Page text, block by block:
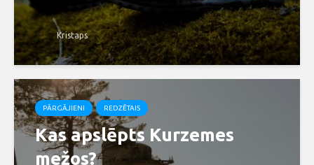
Kristaps
PĀRGĀJIENI REDZĒTAIS
Kas apslēpts Kurzemes
mežos?